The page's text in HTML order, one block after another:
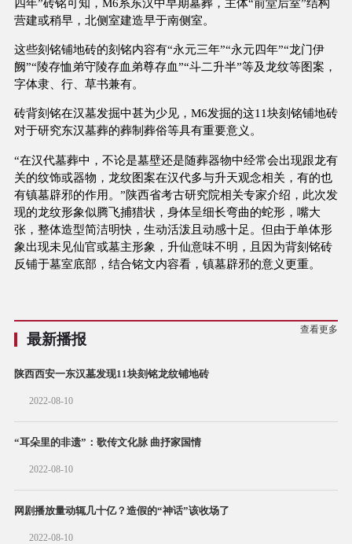
四年”砖铭可知，M6系东汉中早期墓葬，主体“前堂后室”结构
营建或稍早，北侧室建造早于南侧室。
这些刻铭铺地砖的刻铭内容有“永元三年”“永元四年”“龙门伊
阙”“陵存恤弟守陵存血弟尊存血”“斗二升半”等及龙纹等图案，
字体隶、行、草书兼有。
砖背刻铭在汉墓发掘中甚为少见，M6发掘的这11块刻铭铺地砖
对于研究东汉墓葬的葬制葬俗等具有重要意义。
“在汉代墓葬中，不论是墓壁还是随葬器物中经常会出现跟龙有
关的纹饰或器物，龙纹图案在汉代多与升天观念相关，有的也
有镇墓辟邪的作用。”陕西省考古研究院相关专家介绍，此次发
现的龙纹形象似腾飞捕猎状，身体呈细长弯曲的蛇形，嘴大
张，整体造型简洁明快，生动活泼且动感十足。但由于单体形
象出现未见仙官或墓主形象，升仙意味不明，且因为背刻铭砖
反铺于墓室底部，结合铭文内容看，镇墓辟邪的意义更重。
最新播报
查看更多
陕西西安一东汉墓发现11块刻铭龙纹铺地砖
2022-08-10
“耳朵里的非遗”：歌传文化脉 曲抒家国情
2022-08-10
网剧播放量动辄几十亿？造假的“神话”该收场了
2022-08-10